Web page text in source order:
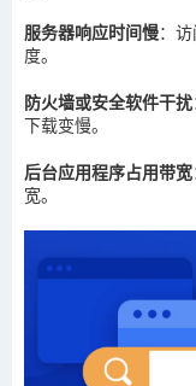
服务器响应时间慢：
度。
防火墙或安全软件干扰
下载变慢。
后台应用程序占用带宽
宽。